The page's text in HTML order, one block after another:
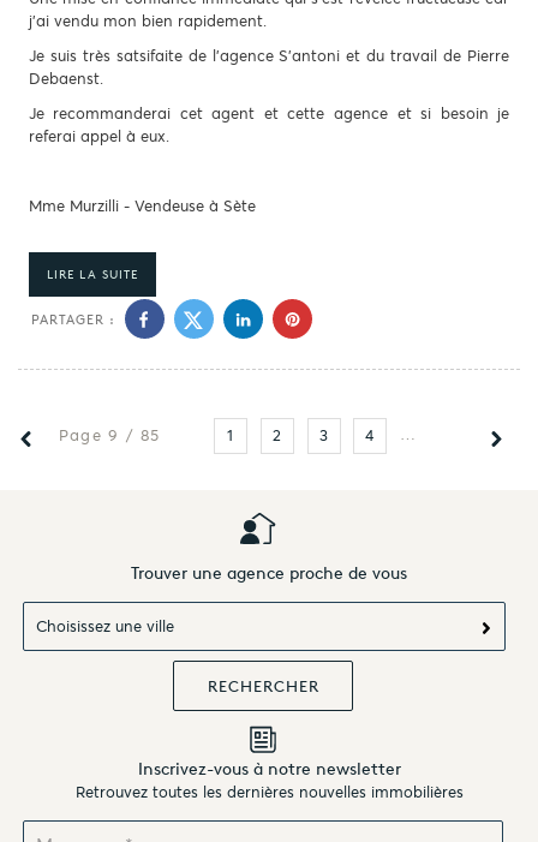
j'ai vendu mon bien rapidement.
Je suis très satsifaite de l'agence S'antoni et du travail de Pierre
Debaenst.
Je recommanderai cet agent et cette agence et si besoin je
referai appel à eux.
Mme Murzilli - Vendeuse à Sète
LIRE LA SUITE
PARTAGER :
Page 9 / 85 1 2 3 4 5
Trouver une agence proche de vous
Choisissez une ville
Inscrivez-vous à notre newsletter
Retrouvez toutes les dernières nouvelles immobilières